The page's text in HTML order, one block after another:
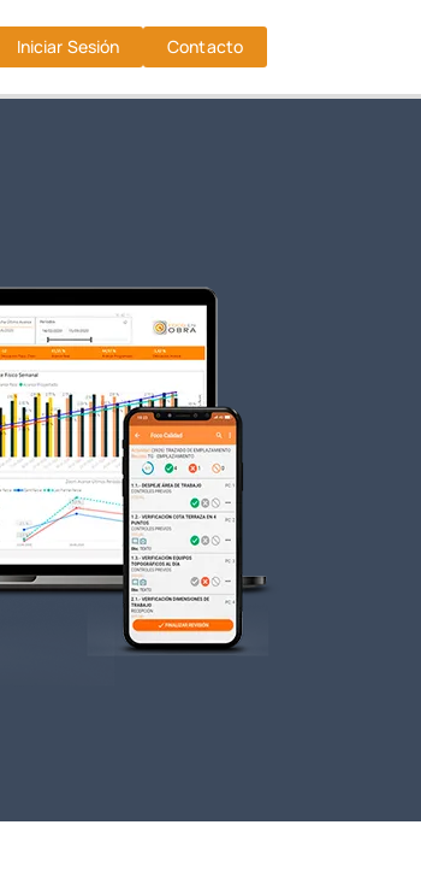
Iniciar Sesión Contacto